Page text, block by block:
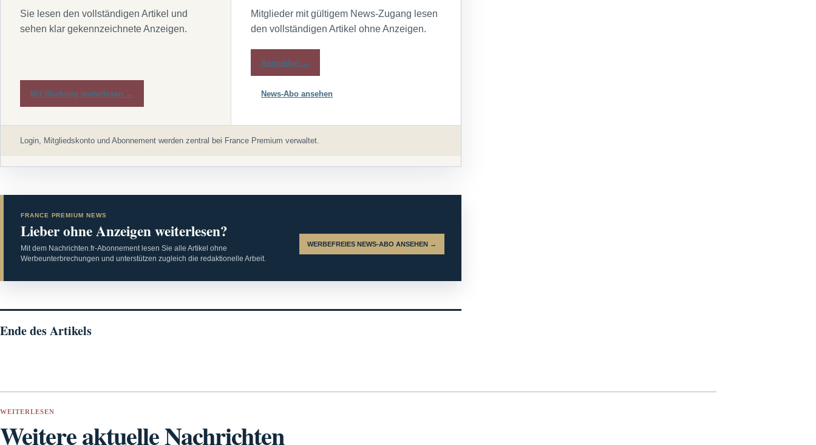
Sie lesen den vollständigen Artikel und
sehen klar gekennzeichnete Anzeigen.
Mit Werbung weiterlesen →
Mitglieder mit gültigem News-Zugang lesen
den vollständigen Artikel ohne Anzeigen.
Anmelden →
News-Abo ansehen
Login, Mitgliedskonto und Abonnement werden zentral bei France Premium verwaltet.
FRANCE PREMIUM NEWS
Lieber ohne Anzeigen weiterlesen?
Mit dem Nachrichten.fr-Abonnement lesen Sie alle Artikel ohne
Werbeunterbrechungen und unterstützen zugleich die redaktionelle Arbeit.
WERBEFREIES NEWS-ABO ANSEHEN →
Ende des Artikels
WEITERLESEN
Weitere aktuelle Nachrichten